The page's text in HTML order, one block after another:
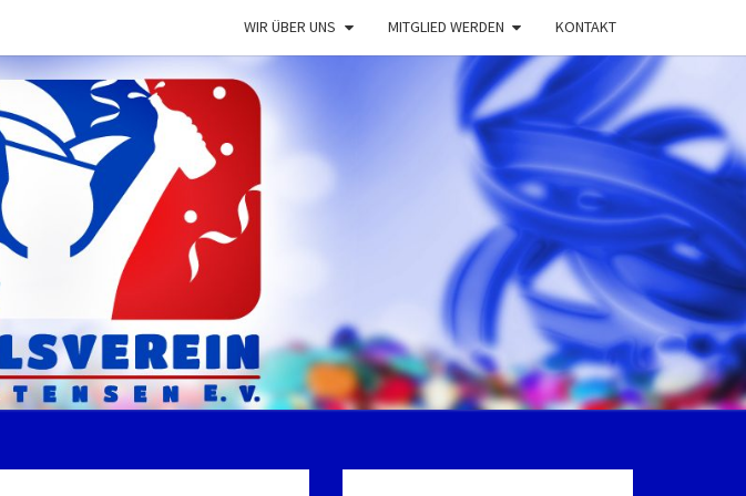
WIR ÜBER UNS MITGLIED WERDEN KONTAKT
E.V.
Der Erste
Eingetragenen
Karnevalsverein
In
Langenholtensen